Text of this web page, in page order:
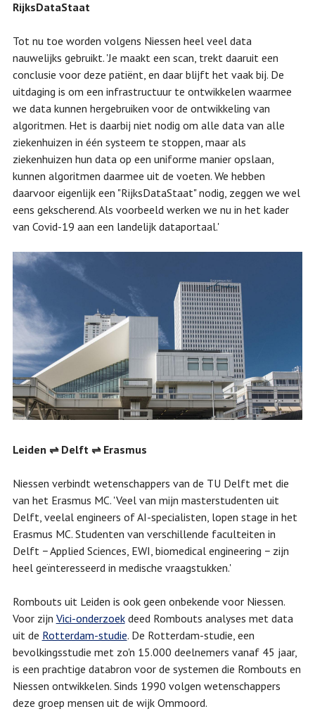
RijksDataStaat
Tot nu toe worden volgens Niessen heel veel data
nauwelijks gebruikt. 'Je maakt een scan, trekt daaruit een
conclusie voor deze patiënt, en daar blijft het vaak bij. De
uitdaging is om een infrastructuur te ontwikkelen waarmee
we data kunnen hergebruiken voor de ontwikkeling van
algoritmen. Het is daarbij niet nodig om alle data van alle
ziekenhuizen in één systeem te stoppen, maar als
ziekenhuizen hun data op een uniforme manier opslaan,
kunnen algoritmen daarmee uit de voeten. We hebben
daarvoor eigenlijk een "RijksDataStaat" nodig, zeggen we wel
eens gekscherend. Als voorbeeld werken we nu in het kader
van Covid-19 aan een landelijk dataportaal.'
Leiden ⇌ Delft ⇌ Erasmus
Niessen verbindt wetenschappers van de TU Delft met die
van het Erasmus MC. 'Veel van mijn masterstudenten uit
Delft, veelal engineers of AI-specialisten, lopen stage in het
Erasmus MC. Studenten van verschillende faculteiten in
Delft − Applied Sciences, EWI, biomedical engineering − zijn
heel geïnteresseerd in medische vraagstukken.'
Rombouts uit Leiden is ook geen onbekende voor Niessen.
Voor zijn Vici-onderzoekdeed Rombouts analyses met data
uit de Rotterdam-studie. De Rotterdam-studie, een
bevolkingsstudie met zo'n 15.000 deelnemers vanaf 45 jaar,
is een prachtige databron voor de systemen die Rombouts en
Niessen ontwikkelen. Sinds 1990 volgen wetenschappers
deze groep mensen uit de wijk Ommoord.